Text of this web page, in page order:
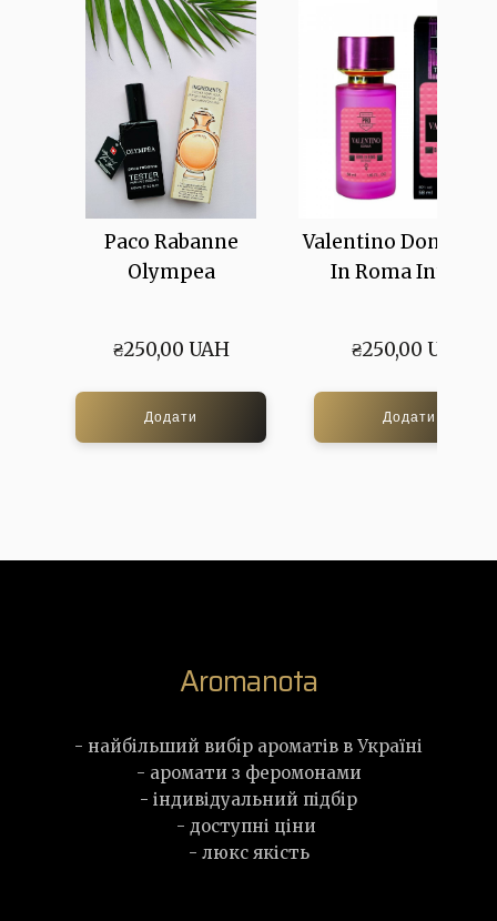
Paco Rabanne
Olympea
₴250,00 UAH
Додати
Valentino Donna
In Roma Intense
₴250,00 UAH
Додати
Aromanota
- найбільший вибір ароматів в Україні
- аромати з феромонами
- індивідуальний підбір
- доступні ціни
- люкс якість